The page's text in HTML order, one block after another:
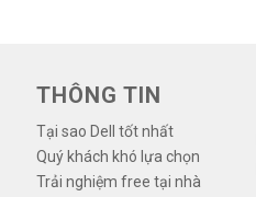
THÔNG TIN
Tại sao Dell tốt nhất
Quý khách khó lựa chọn
Trải nghiệm free tại nhà